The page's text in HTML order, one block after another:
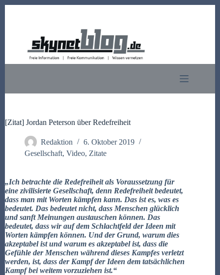
[Zitat] Jordan Peterson über Redefreiheit
Redaktion
6. Oktober 2019
Gesellschaft, Video, Zitate
„Ich betrachte die Redefreiheit als Voraussetzung für
eine zivilisierte Gesellschaft, denn Redefreiheit bedeutet,
dass man mit Worten kämpfen kann. Das ist es, was es
bedeutet. Das bedeutet nicht, dass Menschen glücklich
und sanft Meinungen austauschen können. Das
bedeutet, dass wir auf dem Schlachtfeld der Ideen mit
Worten kämpfen können. Und der Grund, warum dies
akzeptabel ist und warum es akzeptabel ist, dass die
Gefühle der Menschen während dieses Kampfes verletzt
werden, ist, dass der Kampf der Ideen dem tatsächlichen
Kampf bei weitem vorzuziehen ist.“